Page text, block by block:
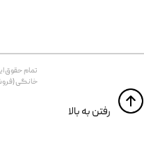
تمام حقوق
خانگی
​​رفتن به بالا